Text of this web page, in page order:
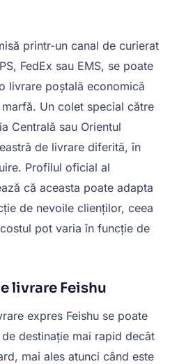
printr-un canal de curierat
FedEx sau EMS, se poate
livrare poștală economică
Un colet special către
Centrală sau Orientul
de livrare diferită, în
Profilul oficial al
că aceasta poate adapta
de nevoile clienților, ceea
pot varia în funcție de
livrare Feishu
expres Feishu se poate
destinație mai rapid decât
mai ales atunci când este